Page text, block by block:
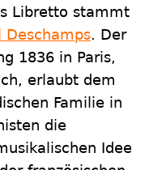
Libretto stammt
Deschamps. Der
1836 in Paris,
erlaubt dem
Familie in
die
Idee